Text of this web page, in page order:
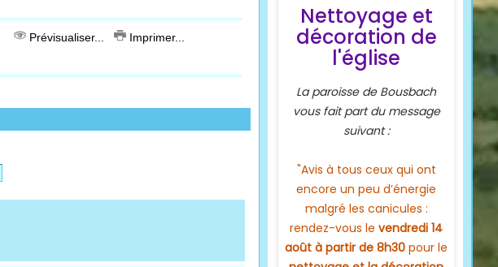
Prévisualiser... Imprimer...